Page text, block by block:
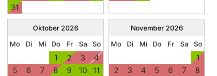
31
Oktober 2026
Mo
Di Mi Do Fr Sa So
1 2 3
4
5
6 7 8 9 10
11
November 2026
Mo
Di Mi Do Fr Sa So
1
2
3 4 5 6 7
8